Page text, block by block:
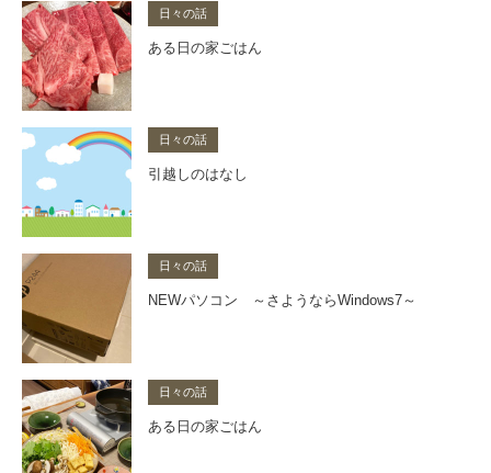
日々の話
ある日の家ごはん
日々の話
引越しのはなし
日々の話
NEWパソコン ～さようならWindows7～
日々の話
ある日の家ごはん